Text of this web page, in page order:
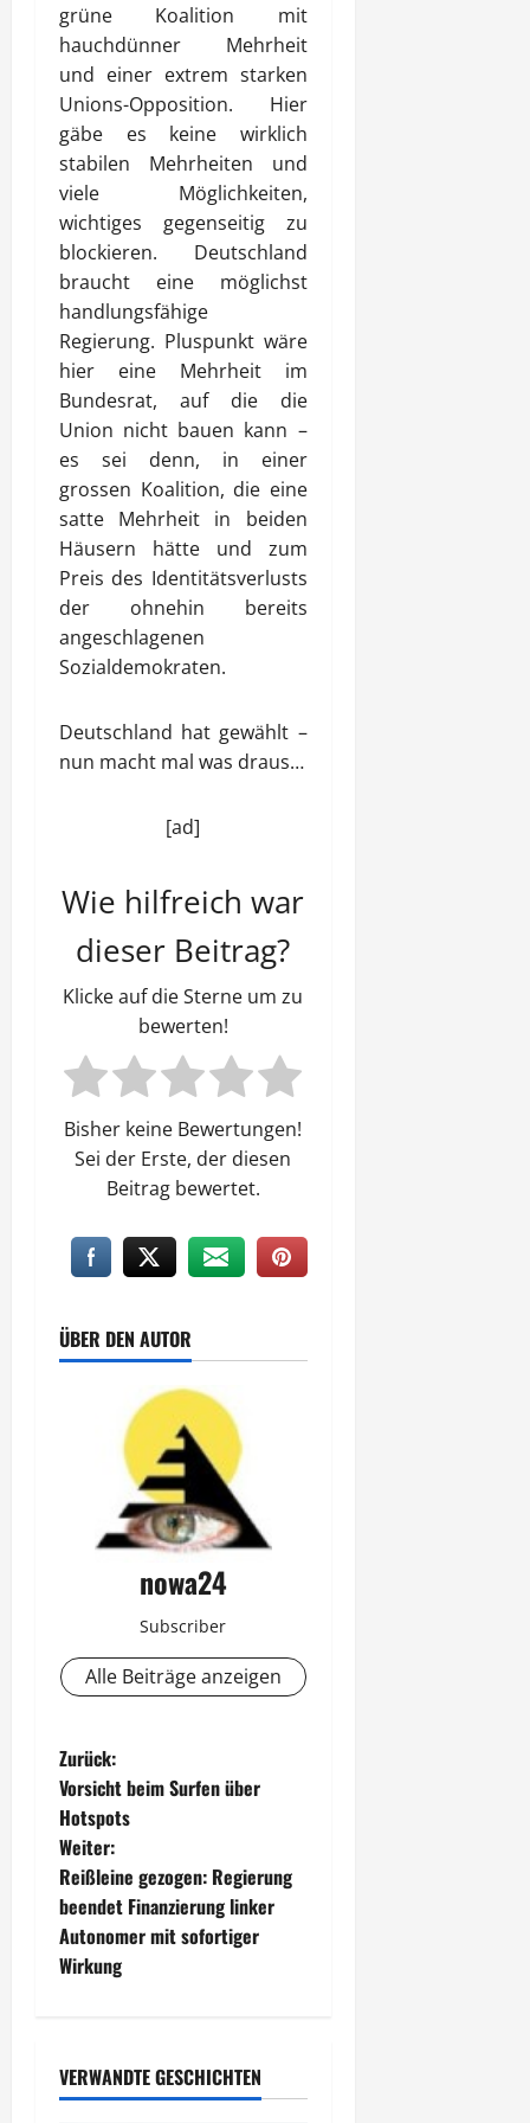
grüne Koalition mit
hauchdünner Mehrheit
und einer extrem starken
Unions-Opposition. Hier
gäbe es keine wirklich
stabilen Mehrheiten und
viele Möglichkeiten,
wichtiges gegenseitig zu
blockieren. Deutschland
braucht eine möglichst
handlungsfähige
Regierung. Pluspunkt wäre
hier eine Mehrheit im
Bundesrat, auf die die
Union nicht bauen kann –
es sei denn, in einer
grossen Koalition, die eine
satte Mehrheit in beiden
Häusern hätte und zum
Preis des Identitätsverlusts
der ohnehin bereits
angeschlagenen
Sozialdemokraten.
Deutschland hat gewählt –
nun macht mal was draus…
[ad]
Wie hilfreich war
dieser Beitrag?
Klicke auf die Sterne um zu
bewerten!
Bisher keine Bewertungen!
Sei der Erste, der diesen
Beitrag bewertet.
ÜBER DEN AUTOR
nowa24
Subscriber
Alle Beiträge anzeigen
B
e
i
t
r
g
Zurück:
Vorsicht beim Surfen über
Hotspots
Weiter:
Reißleine gezogen: Regierung
beendet Finanzierung linker
Autonomer mit sofortiger
Wirkung
VERWANDTE GESCHICHTEN